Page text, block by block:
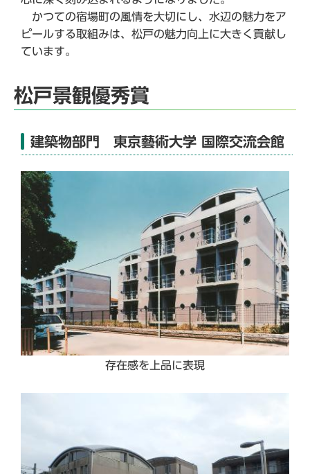
かつての宿場町の風情を大切にし、水辺の魅力をア
ピールする取組みは、松戸の魅力向上に大きく貢献し
ています。
松戸景観優秀賞
建築物部門 東京藝術大学 国際交流会館
存在感を上品に表現